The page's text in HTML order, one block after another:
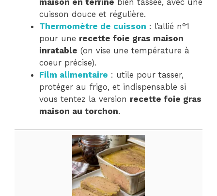
cuisson douce et régulière.
Thermomètre de cuisson : l’allié n°1
pour une recette foie gras maison
inratable (on vise une température à
coeur précise).
Film alimentaire : utile pour tasser,
protéger au frigo, et indispensable si
vous tentez la version recette foie gras
maison au torchon.